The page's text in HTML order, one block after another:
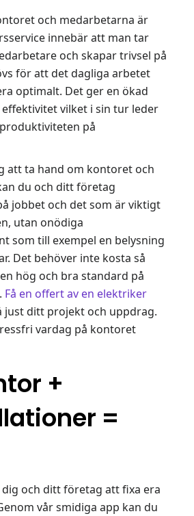
och medarbetarna är
innebär att man tar
och skapar trivsel på
för att det dagliga arbetet
optimalt. Det ger en ökad
vilket i sin tur leder
på
att ta hand om kontoret och
du och ditt företag
jobbet och det som är viktigt
utan onödiga
som till exempel en belysning
Det behöver inte kosta så
hög och bra standard på
Få en offert av en elektriker
just ditt projekt och uppdrag.
vardag på kontoret
+
=
och ditt företag att fixa era
vår smidiga app kan du